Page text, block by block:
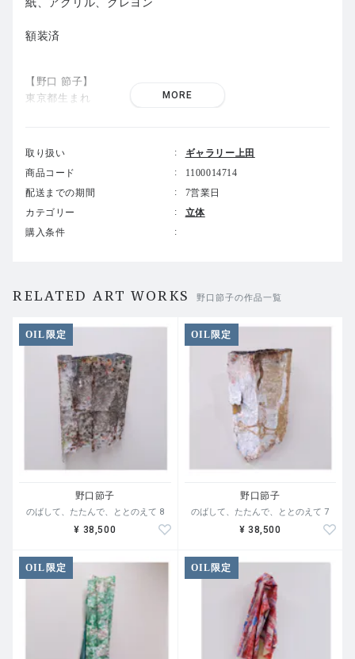
紙、アクリル、クレヨン
額装済
【野口 節子】
東京都生まれ
アートフェア
アートフェア ビーゴ(スペイン)
すどう美術館(神奈川)
MORE
取り扱い
ギャラリー上田
商品コード
1100014714
配送までの期間
7営業日
カテゴリー
立体
購入条件
RELATED ART WORKS 野口節子の作品一覧
OIL限定
野口節子
のばして、たたんで、ととのえて 8
¥ 38,500
OIL限定
野口節子
のばして、たたんで、ととのえて 7
¥ 38,500
OIL限定 OIL限定